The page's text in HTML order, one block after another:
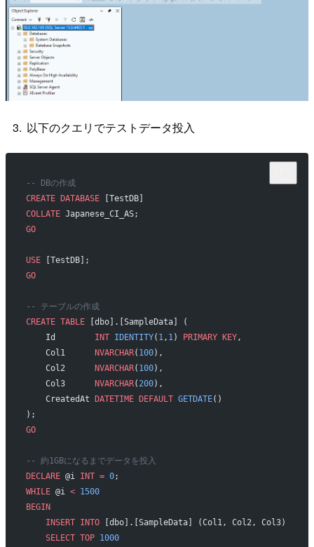
以下のクエリでテストデータ投入
-- DBの作成
CREATE DATABASE [TestDB]
COLLATE Japanese_CI_AS;
GO
USE [TestDB];
GO
-- テーブルの作成
CREATE TABLE [dbo].[SampleData] (
    Id
INT IDENTITY( 1, 1) PRIMARY KEY,
    Col1
NVARCHAR( 100),
    Col2
NVARCHAR( 100),
    Col3
NVARCHAR( 200),
    CreatedAt
DATETIME DEFAULT GETDATE()
);
GO
-- 約1GBになるまでデータを投入
DECLARE @i INT = 0;
WHILE @i < 1500
BEGIN
    INSERT INTO
[dbo].[SampleData] (Col1, Col2, Col3)
    SELECT
TOP 1000